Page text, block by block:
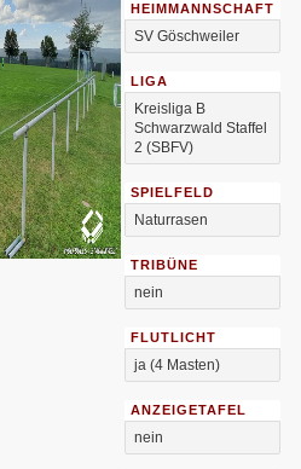
HEIMMANNSCHAFT
SV Göschweiler
LIGA
Kreisliga B
Schwarzwald Staffel
2 (SBFV)
SPIELFELD
Naturrasen
TRIBÜNE
nein
FLUTLICHT
ja (4 Masten)
ANZEIGETAFEL
nein